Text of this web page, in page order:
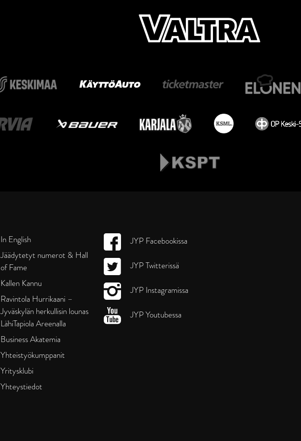
In English
Jäädytetyt numerot & Hall
of Fame
Kallen Kannu
Ravintola Hurrikaani –
Jyväskylän herkullisin lounas
LähiTapiola Areenalla
Business Akatemia
Yhteistyökumppanit
Yritysklubi
Yhteystiedot
JYP Facebookissa
JYP Twitterissä
JYP Instagramissa
JYP Youtubessa